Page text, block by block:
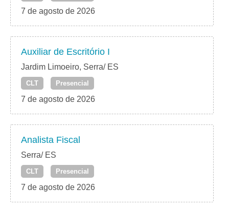
7 de agosto de 2026
Auxiliar de Escritório I
Jardim Limoeiro, Serra/ ES
CLT Presencial
7 de agosto de 2026
Analista Fiscal
Serra/ ES
CLT Presencial
7 de agosto de 2026